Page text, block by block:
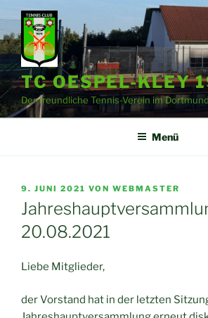
Zum
Inhalt
springen
TC OESPEL-KLEY
Der freundliche Tennis-Verein im
Menü
VERÖFFENTLICHT
AM
9. JUNI 2021 VON WEBMASTER
20.08.2021
Liebe Mitglieder,
der Vorstand hat in der letzten